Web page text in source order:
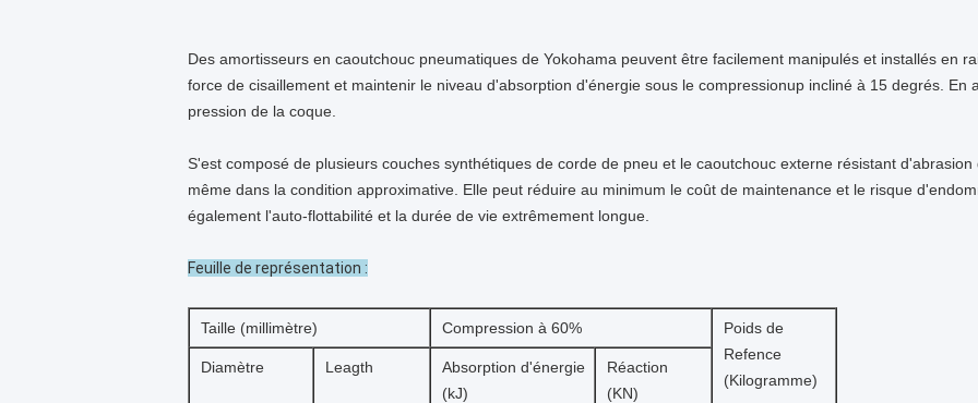
Des amortisseurs en caoutchouc pneumatiques de Yokohama peuvent être facilement manipulés et installés en
force de cisaillement et maintenir le niveau d'absorption d'énergie sous le compressionup incliné à 15 degrés. En
pression de la coque.
S'est composé de plusieurs couches synthétiques de corde de pneu et le caoutchouc externe résistant
même dans la condition approximative. Elle peut réduire au minimum le coût de maintenance et le risque
également l'auto-flottabilité et la durée de vie extrêmement longue.
Feuille de représentation :
Taille (millimètre) Compression à 60%
Poids de
Refence
(Kilogramme)
Diamètre Leagth
Absorption d'énergie
(kJ)
Réaction
(KN)